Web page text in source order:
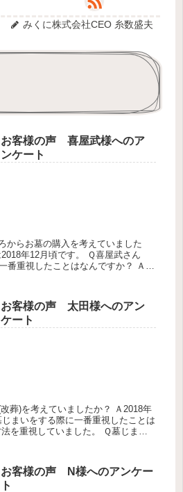
みくに株式会社CEO 糸数盛夫
お客様の声 喜屋武様へのア
ンケート
からお墓の購入を考えていました
年12月頃です。 Ｑ喜屋武さん
番重視したことはなんですか？ Ａ場
お客様の声 太田様へのアン
ケート
葬)を考えていましたか？ Ａ2018年
まいをする際に一番重視したことは
を重視していました。 Ｑ墓じまい
お客様の声 N様へのアンケー
ト